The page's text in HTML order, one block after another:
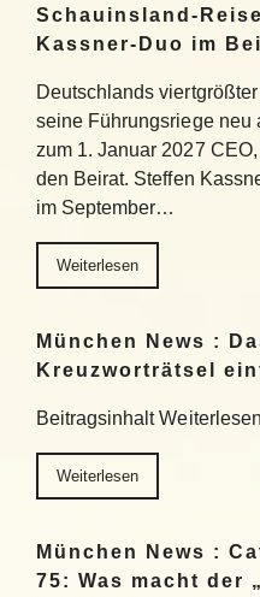
Schauinsland-
Kassner-Duo im
Deutschlands
seine Führungsriege neu
zum 1. Januar 2027
den Beirat. Steffen
im September…
Weiterlesen
München News :
Kreuzworträtsel
Beitragsinhalt Weiterlesen
Weiterlesen
München News :
75: Was macht der